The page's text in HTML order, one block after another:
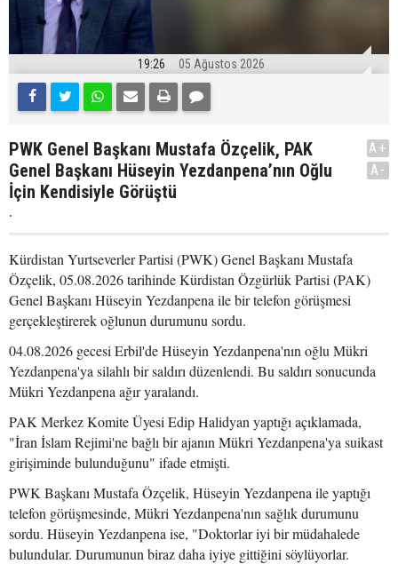
19:26 05 Ağustos 2026
PWK Genel Başkanı Mustafa Özçelik, PAK
Genel Başkanı Hüseyin Yezdanpena’nın Oğlu
İçin Kendisiyle Görüştü
.
A+
A-
Kürdistan Yurtseverler Partisi (PWK) Genel Başkanı Mustafa
Özçelik, 05.08.2026 tarihinde Kürdistan Özgürlük Partisi (PAK)
Genel Başkanı Hüseyin Yezdanpena ile bir telefon görüşmesi
gerçekleştirerek oğlunun durumunu sordu.
04.08.2026 gecesi Erbil'de Hüseyin Yezdanpena'nın oğlu Mükri
Yezdanpena'ya silahlı bir saldırı düzenlendi. Bu saldırı sonucunda
Mükri Yezdanpena ağır yaralandı.
PAK Merkez Komite Üyesi Edip Halidyan yaptığı açıklamada,
"İran İslam Rejimi'ne bağlı bir ajanın Mükri Yezdanpena'ya suikast
girişiminde bulunduğunu" ifade etmişti.
PWK Başkanı Mustafa Özçelik, Hüseyin Yezdanpena ile yaptığı
telefon görüşmesinde, Mükri Yezdanpena'nın sağlık durumunu
sordu. Hüseyin Yezdanpena ise, "Doktorlar iyi bir müdahalede
bulundular. Durumunun biraz daha iyiye gittiğini söylüyorlar.